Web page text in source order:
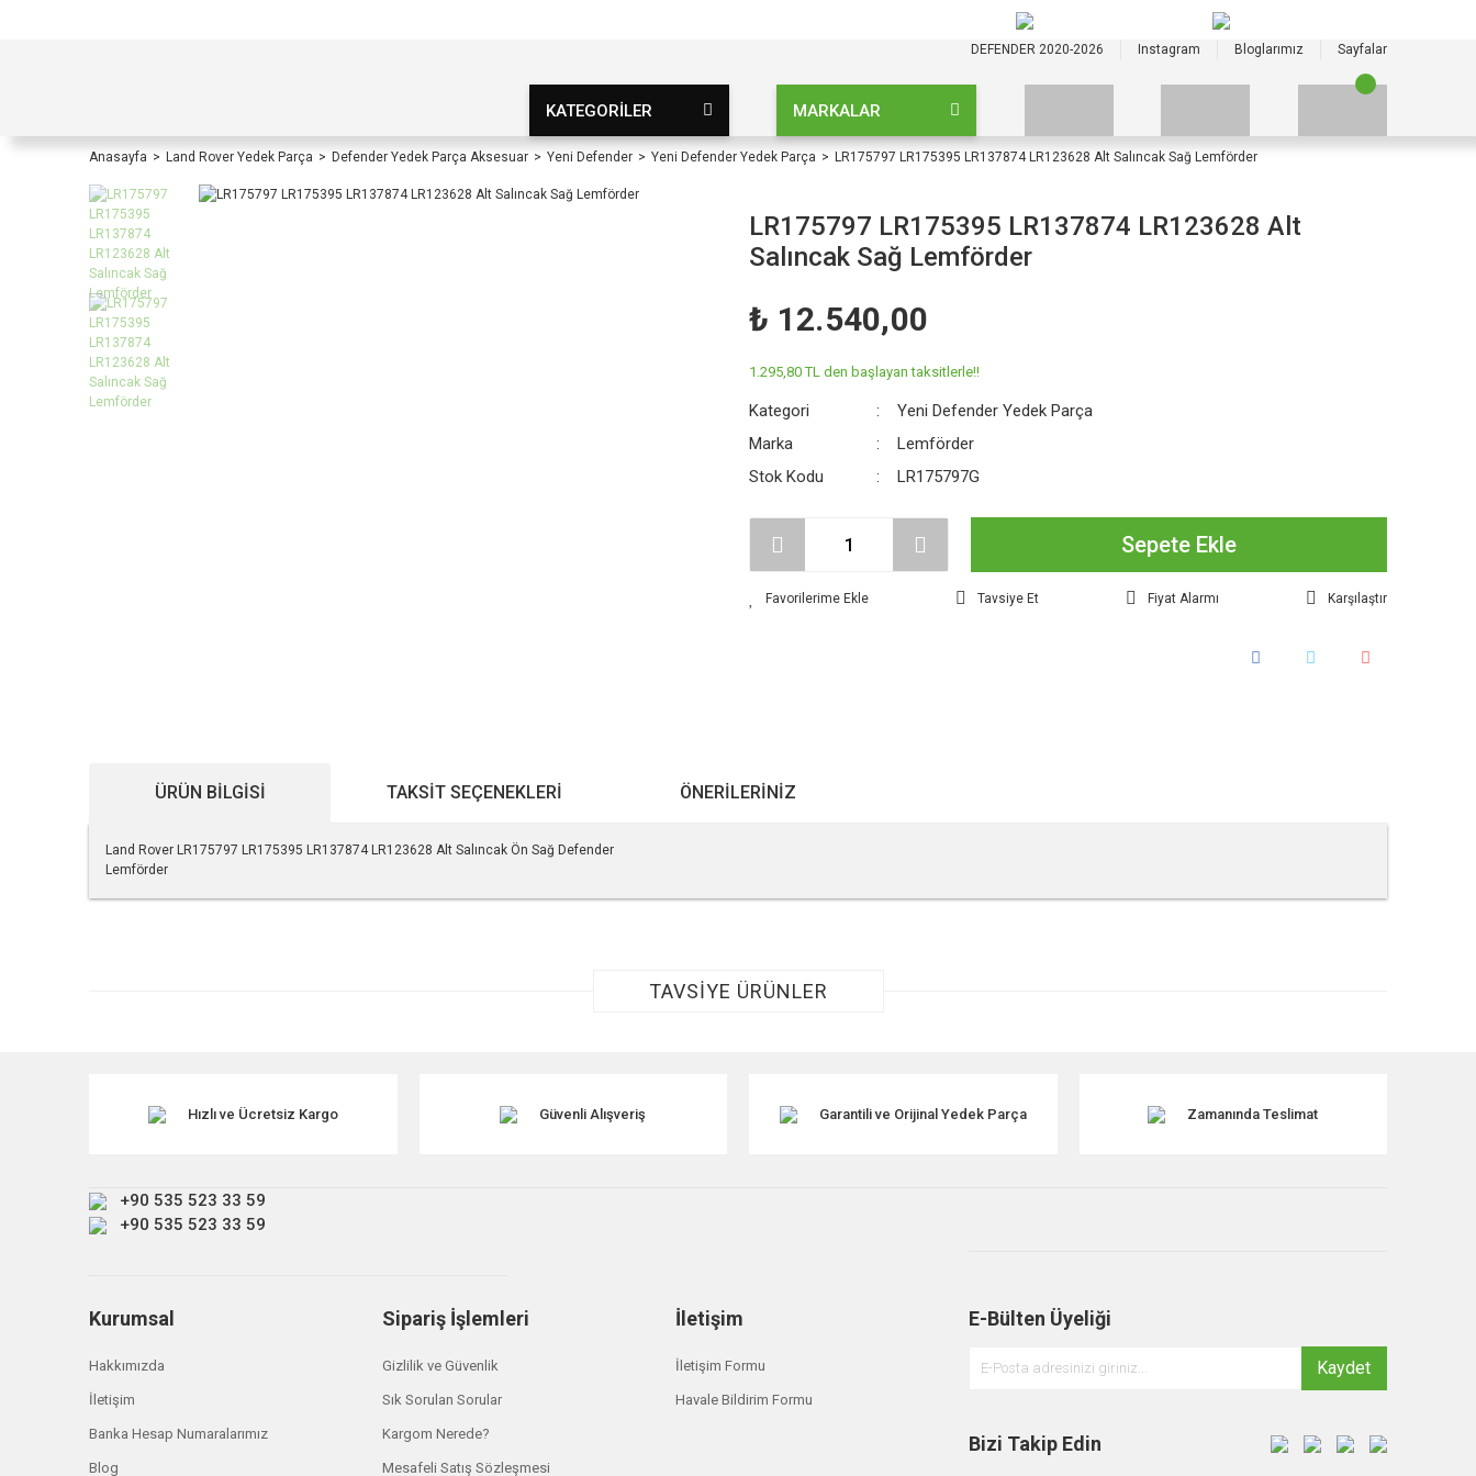
DEFENDER 2020-2026 Instagram Bloglarımız Sayfalar
KATEGORİLER MARKALAR
Anasayfa Land Rover Yedek Parça Defender Yedek Parça Aksesuar Yeni Defender Yeni Defender Yedek Parça LR175797 LR175395 LR137874 LR123628 Alt Salıncak Sağ Lemförder
LR175797 LR175395 LR137874 LR123628 Alt
Salıncak Sağ Lemförder
₺ 12.540,00
1.295,80 TL den başlayan taksitlerle!!
Kategori
Yeni Defender Yedek Parça
Marka
Lemförder
Stok Kodu
LR175797G
Sepete Ekle
Tavsiye Et Fiyat Alarmı Karşılaştır
ÜRÜN BILGISI TAKSIT SEÇENEKLERI ÖNERILERINIZ
Land Rover LR175797 LR175395 LR137874 LR123628 Alt Salıncak Ön Sağ Defender
Lemförder
Bu ürüne benzer farklı alternatifler olmalı.
TAVSİYE ÜRÜNLER
Hızlı ve Ücretsiz Kargo Güvenli Alışveriş Garantili ve Orijinal Yedek Parça Zamanında Teslimat
+90 535 523 33 59
+90 535 523 33 59
Kurumsal
Hakkımızda
İletişim
Banka Hesap Numaralarımız
Blog
Sipariş İşlemleri
Gizlilik ve Güvenlik
Sık Sorulan Sorular
Kargom Nerede?
Mesafeli Satış Sözleşmesi
İletişim
İletişim Formu
Havale Bildirim Formu
E-Bülten Üyeliği
Kaydet
Bizi Takip Edin